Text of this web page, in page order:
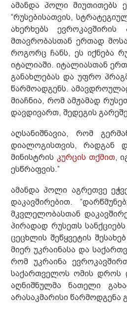
ამანდა პოლი მიუთითებს
“რუსებისათვის,
ახერხებს
მთავრობასთან ერთად
როგორც ჩანს, ეს იქნება
იტალიაში. იტალიასთან
განახლებას და უფრო
წარმოადგენს.
მიაჩნია, რომ ამჟამად
დავდივართ, შედეგის
აღსანიშნავია, რომ
დიალოგისთვის, რადგან
მინისტრის კურცის თქმით,
ესწრაფვის.”
ამანდა პოლი აგრეთვე
დაკავშირებით.
მკვლელობასთან
პირადად რუსეთს
ცეცხლის შეწყვეტის
მიერ უკრაინასა და
რომ უკრაინა
საქართველოს ომის დროს
აღნიშნულმა ნათელი
არასაკმარისი წარმოდგენა